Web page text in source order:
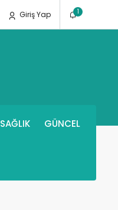
Giriş Yap 1
SAĞLIK GÜNCEL